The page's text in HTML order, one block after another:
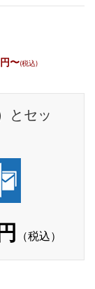
円〜(税込)
とセッ
（税込）